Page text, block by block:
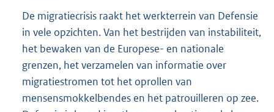
De migratiecrisis raakt het werkterrein van Defensie
in vele opzichten. Van het bestrijden van instabiliteit,
het bewaken van de Europese- en nationale
grenzen, het verzamelen van informatie over
migratiestromen tot het oprollen van
mensensmokkelbendes en het patrouilleren op zee.